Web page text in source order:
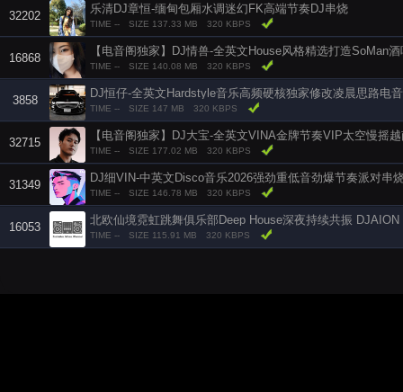
32202
乐清DJ章恒-缅甸包厢水调迷幻FK高端节奏DJ串烧
TIME -- SIZE 137.33 MB 320 KBPS
16868
TIME -- SIZE 140.08 MB 320 KBPS
3858
DJ恒仔-全英文Hardstyle音乐高频硬核独家修改凌晨思路电
TIME -- SIZE 147 MB 320 KBPS
32715
TIME -- SIZE 177.02 MB 320 KBPS
31349
DJ细VIN-中英文Disco音乐2026强劲重低音劲爆节奏派对串
TIME -- SIZE 146.78 MB 320 KBPS
16053
北欧仙境霓虹跳舞俱乐部Deep House深夜持续共振 DJAION
TIME -- SIZE 115.91 MB 320 KBPS